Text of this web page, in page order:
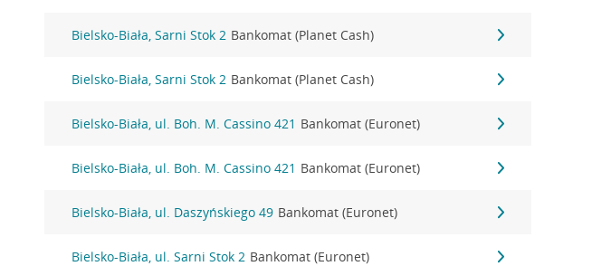
Bielsko-Biała, Sarni Stok 2 Bankomat (Planet Cash)
Bielsko-Biała, Sarni Stok 2 Bankomat (Planet Cash)
Bielsko-Biała, ul. Boh. M. Cassino 421 Bankomat (Euronet)
Bielsko-Biała, ul. Boh. M. Cassino 421 Bankomat (Euronet)
Bielsko-Biała, ul. Daszyńskiego 49 Bankomat (Euronet)
Bielsko-Biała, ul. Sarni Stok 2 Bankomat (Euronet)